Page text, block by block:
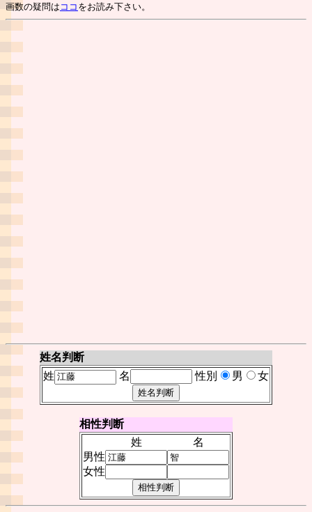
画数の疑問は ココ をお読み下さい。
姓名判断
姓
名 性別 男 女
相性判断
姓
名
男性
女性